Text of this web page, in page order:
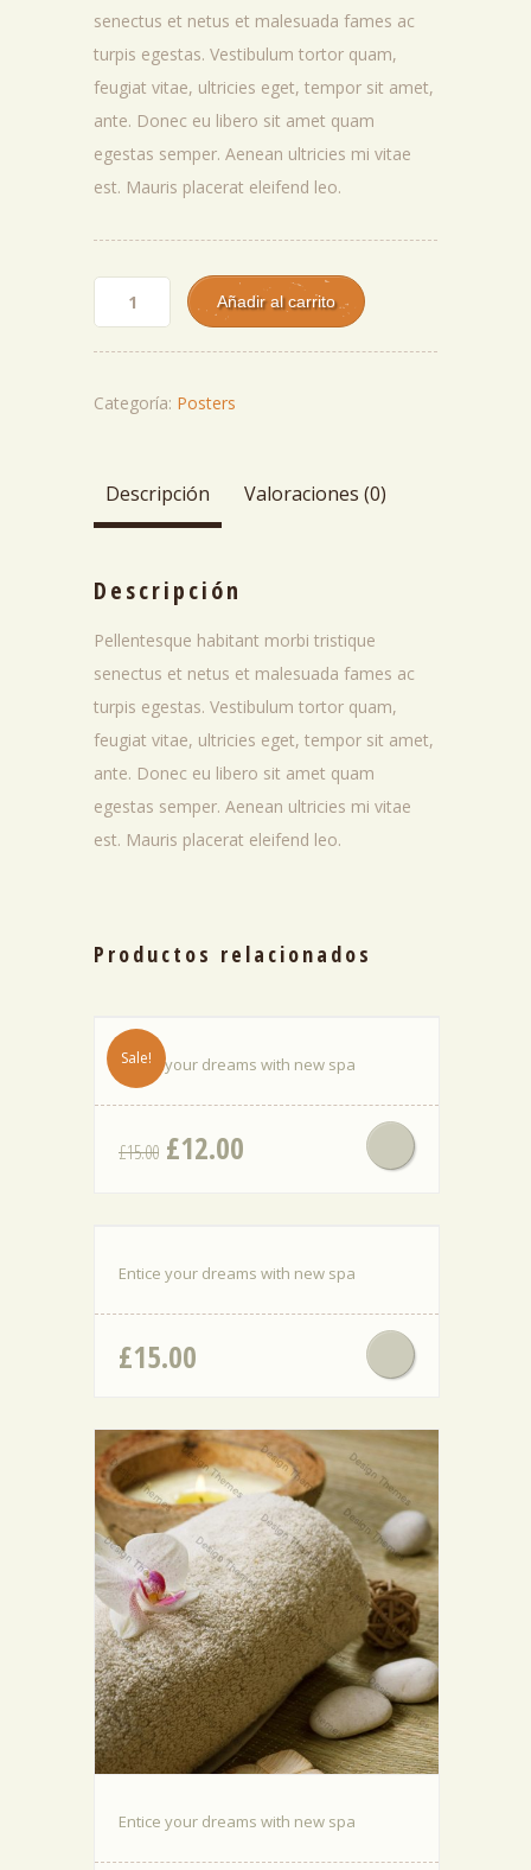
original
era:
£15.00.
actual
es:
£12.00.
senectus et netus et malesuada fames ac
turpis egestas. Vestibulum tortor quam,
feugiat vitae, ultricies eget, tempor sit amet,
ante. Donec eu libero sit amet quam
egestas semper. Aenean ultricies mi vitae
est. Mauris placerat eleifend leo.
Flying Añadir al carrito
Categoría: Posters
Descripción Valoraciones (0)
Descripción
Pellentesque habitant morbi tristique
senectus et netus et malesuada fames ac
turpis egestas. Vestibulum tortor quam,
feugiat vitae, ultricies eget, tempor sit amet,
ante. Donec eu libero sit amet quam
egestas semper. Aenean ultricies mi vitae
est. Mauris placerat eleifend leo.
Productos relacionados
Sale!
Entice your dreams with new spa
£15.00 El
£15.00.
£12.00
£12.00.
Entice your dreams with new spa
£15.00
Entice your dreams with new spa